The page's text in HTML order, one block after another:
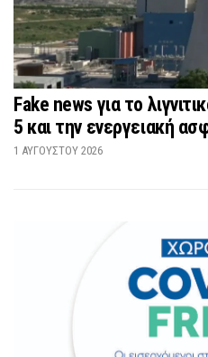
Fake news για το
5 και την ενεργειακή
1 ΑΥΓΟΎΣΤΟΥ 2026